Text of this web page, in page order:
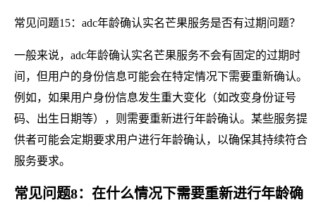
常见问题15：adc年龄确认实名芒果服务是否有过期问题？
一般来说，adc年龄确认实名芒果服务不会有固定的过期时
间，但用户的身份信息可能会在特定情况下需要重新确认。
例如，如果用户身份信息发生重大变化（如改变身份证号
码、出生日期等），则需要重新进行年龄确认。某些服务提
供者可能会定期要求用户进行年龄确认，以确保其持续符合
服务要求。
常见问题8：在什么情况下需要重新进行年龄确